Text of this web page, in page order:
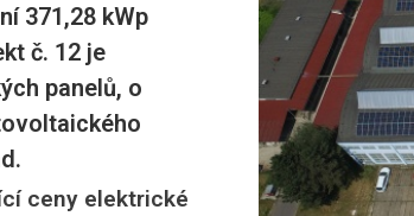
371,28 kWp
č. 12 je
panelů, o
ceny elektrické